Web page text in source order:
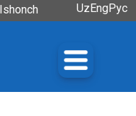
Ishonch
UzEngРус